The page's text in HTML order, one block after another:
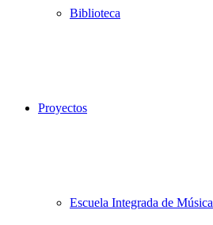
Biblioteca
Proyectos
Escuela Integrada de Música